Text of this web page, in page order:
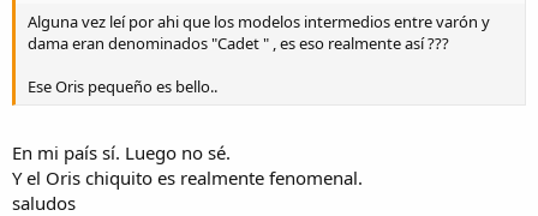
Alguna vez leí por ahi que los modelos intermedios entre varón y
dama eran denominados "Cadet " , es eso realmente así ???
Ese Oris pequeño es bello..
En mi país sí. Luego no sé.
Y el Oris chiquito es realmente fenomenal.
saludos